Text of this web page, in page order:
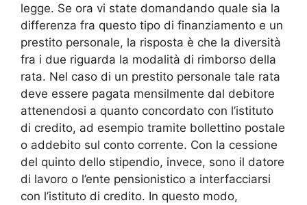
legge. Se ora vi state domandando quale sia la
differenza fra questo tipo di finanziamento e un
prestito personale, la risposta è che la diversità
fra i due riguarda la modalità di rimborso della
rata. Nel caso di un prestito personale tale rata
deve essere pagata mensilmente dal debitore
attenendosi a quanto concordato con l’istituto
di credito, ad esempio tramite bollettino postale
o addebito sul conto corrente. Con la cessione
del quinto dello stipendio, invece, sono il datore
di lavoro o l’ente pensionistico a interfacciarsi
con l’istituto di credito. In questo modo,